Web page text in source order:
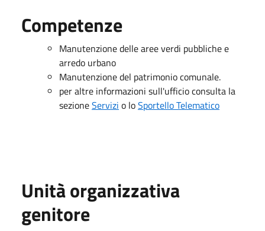
Competenze
Manutenzione delle aree verdi pubbliche e
arredo urbano
Manutenzione del patrimonio comunale.
per altre informazioni sull'ufficio consulta la
sezioneServizi o loSportello Telematico
Unità organizzativa
genitore